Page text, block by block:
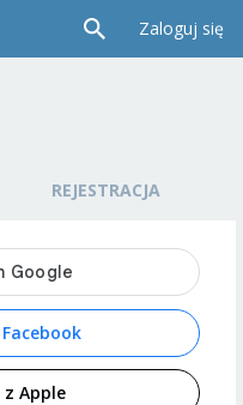
Zaloguj się
REJESTRACJA
Apple